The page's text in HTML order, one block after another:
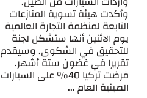
وأكدت هيئة تسوية المنازعات
التابعة لمنظمة التجارة العالمية
يوم الاثنين أنها ستشكل لجنة
للتحقيق في الشكوى. وسيقدم
تقريرا في غضون ستة أشهر.
فرضت تركيا 40٪ على السيارات
الصينية العام ...